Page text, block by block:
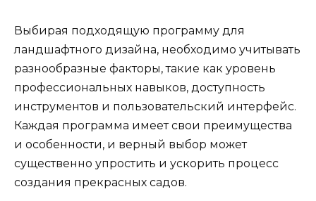
Выбирая подходящую программу для
ландшафтного дизайна, необходимо учитывать
разнообразные факторы, такие как уровень
профессиональных навыков, доступность
инструментов и пользовательский интерфейс.
Каждая программа имеет свои преимущества
и особенности, и верный выбор может
существенно упростить и ускорить процесс
создания прекрасных садов.